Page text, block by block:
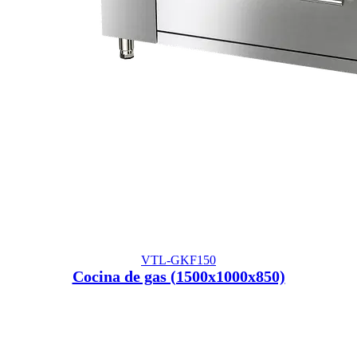
VTL-GKF150
Cocina de gas (1500x1000x850)